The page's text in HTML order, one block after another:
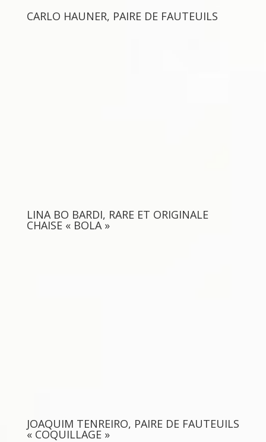
CARLO HAUNER, PAIRE DE FAUTEUILS
LINA BO BARDI, RARE ET ORIGINALE
CHAISE « BOLA »
JOAQUIM TENREIRO, PAIRE DE FAUTEUILS
« COQUILLAGE »